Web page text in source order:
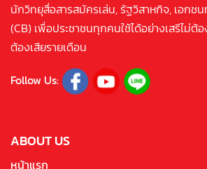
นักวิทยุสื่อสารสมัครเล่น, รัฐวิสาหกิจ, เอกชน
(CB) เพื่อประชาชนทุกคนใช้ได้อย่างเสรีไม่ต้
ต้องเสียรายเดือน
Follow Us:
ABOUT US
หน้าแรก